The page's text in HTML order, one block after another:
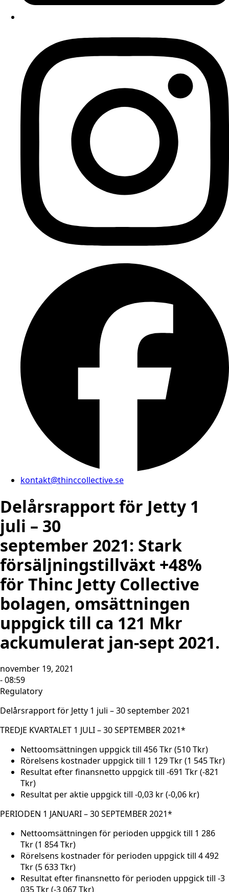
kontakt@thinccollective.se
Delårsrapport för Jetty 1
juli – 30
september 2021: Stark
försäljningstillväxt +48%
för Thinc Jetty Collective
bolagen, omsättningen
uppgick till ca 121 Mkr
ackumulerat jan-sept 2021.
november 19, 2021
- 08:59
Regulatory
Delårsrapport för Jetty 1 juli – 30 september 2021
TREDJE KVARTALET 1 JULI – 30 SEPTEMBER 2021*
Nettoomsättningen uppgick till 456 Tkr (510 Tkr)
Rörelsens kostnader uppgick till 1 129 Tkr (1 545 Tkr)
Resultat efter finansnetto uppgick till -691 Tkr (-821
Tkr)
Resultat per aktie uppgick till -0,03 kr (-0,06 kr)
PERIODEN 1 JANUARI – 30 SEPTEMBER 2021*
Nettoomsättningen för perioden uppgick till 1 286
Tkr (1 854 Tkr)
Rörelsens kostnader för perioden uppgick till 4 492
Tkr (5 633 Tkr)
Resultat efter finansnetto för perioden uppgick till -3
035 Tkr (-3 067 Tkr)